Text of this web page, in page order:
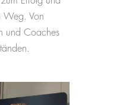
Weg. Von
und Coaches